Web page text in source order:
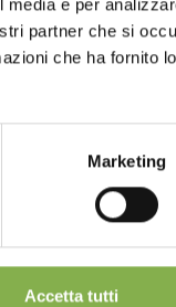
partner che si
che ha fornito
Marketing
Accetta tutti
die Option